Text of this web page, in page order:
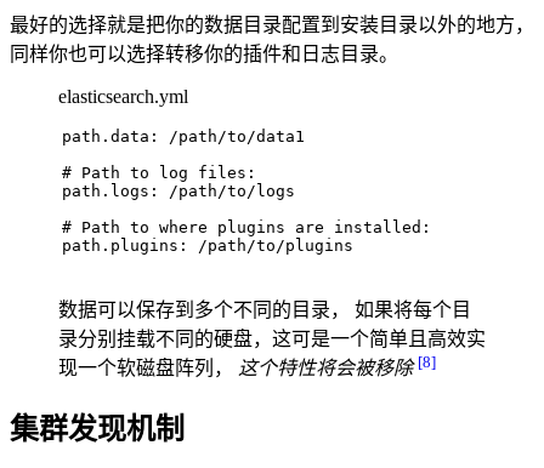
最好的选择就是把你的数据目录配置到安装目录以外的地方，
同样你也可以选择转移你的插件和日志目录。
elasticsearch.yml
path.data: /path/to/data1
# Path to log files:
path.logs: /path/to/logs
# Path to where plugins are installed:
path.plugins: /path/to/plugins
数据可以保存到多个不同的目录， 如果将每个目
录分别挂载不同的硬盘，这可是一个简单且高效实
现一个软磁盘阵列，
这个特性将会被移除 [8]
集群发现机制